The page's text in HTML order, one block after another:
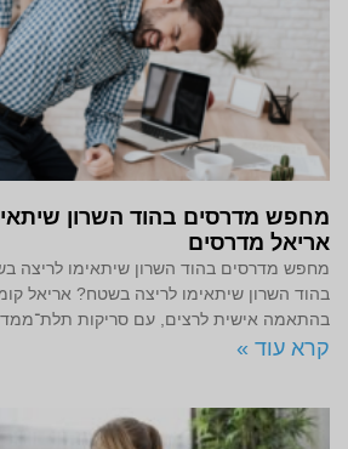
מחפש מדרסים בהוד השרון
אריאל מדרסים
בהוד השרון שיתאימו לריצה בשטח? אריאל
בהתאמה אישית לרצים, עם סריקות תלת־ממד
קרא עוד »